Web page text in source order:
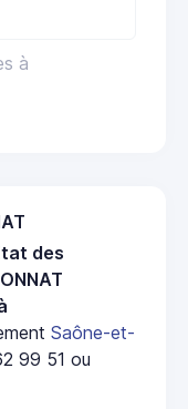
à
des
Saône-et-
99 51 ou